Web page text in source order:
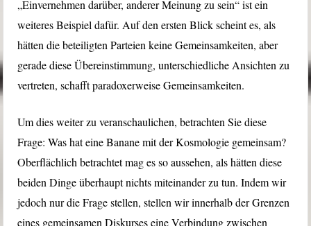
„Einvernehmen darüber, anderer Meinung zu sein“ ist ein
weiteres Beispiel dafür. Auf den ersten Blick scheint es, als
hätten die beteiligten Parteien keine Gemeinsamkeiten, aber
gerade diese Übereinstimmung, unterschiedliche Ansichten zu
vertreten, schafft paradoxerweise Gemeinsamkeiten.
Um dies weiter zu veranschaulichen, betrachten Sie diese
Frage: Was hat eine Banane mit der Kosmologie gemeinsam?
Oberflächlich betrachtet mag es so aussehen, als hätten diese
beiden Dinge überhaupt nichts miteinander zu tun. Indem wir
jedoch nur die Frage stellen, stellen wir innerhalb der Grenzen
eines gemeinsamen Diskurses eine Verbindung zwischen